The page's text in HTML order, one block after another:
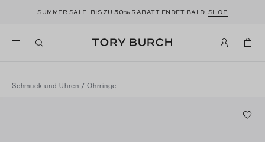
SUMMER SALE: BIS ZU50% RABATT ENDET BALD SHOP
Schmuck und Uhren / Ohrringe